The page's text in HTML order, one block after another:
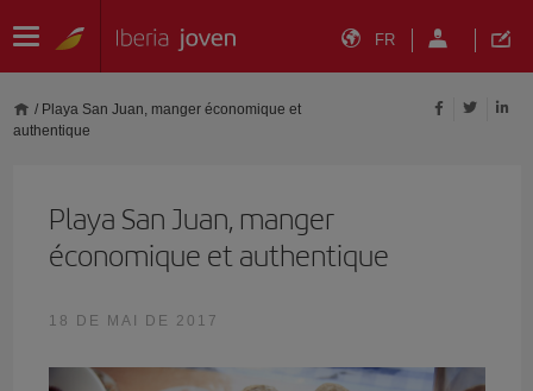
FR
/ Playa San Juan, manger économique et
authentique
Playa San Juan, manger
économique et authentique
18 DE MAI DE 2017